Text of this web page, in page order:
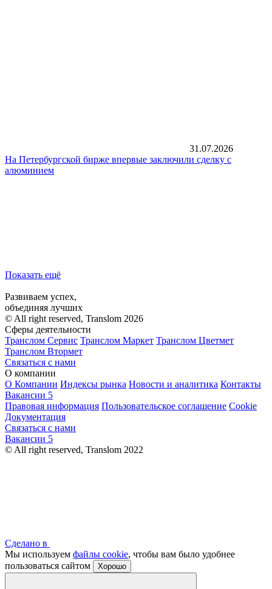
31.07.2026
На Петербургской бирже впервые заключили сделку с
алюминием
Показать ещё
Развиваем успех,
объединяя лучших
© All right reserved, Translom 2026
Сферы деятельности
Транслом Сервис Транслом Маркет Транслом Цветмет
Транслом Втормет
Связаться с нами
О компании
О Компании Индексы рынка Новости и аналитика Контакты
Вакансии 5
Правовая информация Пользовательское соглашение Cookie
Документация
Связаться с нами
Вакансии 5
© All right reserved, Translom 2022
Сделано в
Мы используем файлы cookie, чтобы вам было удобнее
пользоваться сайтом
Хорошо